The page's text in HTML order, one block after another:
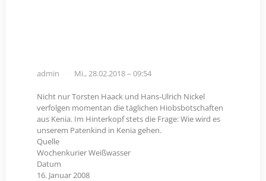
admin Mi., 28.02.2018 – 09:54
Nicht nur Torsten Haack und Hans-Ulrich Nickel
verfolgen momentan die täglichen Hiobsbotschaften
aus Kenia. Im Hinterkopf stets die Frage: Wie wird es
unserem Patenkind in Kenia gehen.
Quelle
Wochenkurier Weißwasser
Datum
16. Januar 2008